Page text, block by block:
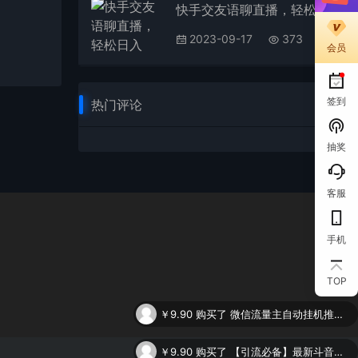
快手交友语聊直播，轻松日入500＋
2023-09-17 373
热门评论
会员
签到
抽奖
客服
手机
TOP
微信流量主自动挂机推广，轻松日入900+，简单易上手，做就有收益。
￥9.90 购买了 【引流必备】最新斗音全功能全自动引流脚本，解放双手自动引流精准粉
￥9.90 购买了 谷歌SEO 2.0实操课，独立站询盘自由必备，基于2023谷歌最新算法录制（94节